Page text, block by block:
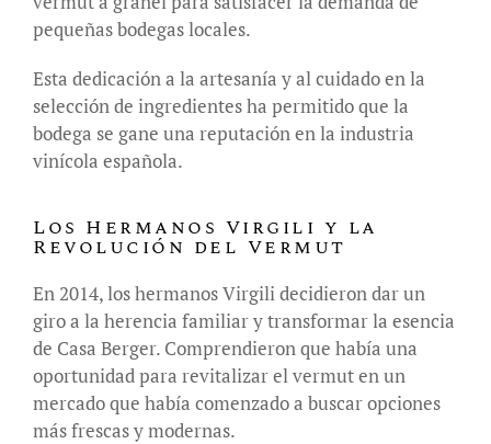
pequeñas bodegas locales.
Esta dedicación a la artesanía y al cuidado en la
selección de ingredientes ha permitido que la
bodega se gane una reputación en la industria
vinícola española.
Los Hermanos Virgili y la
Revolución del Vermut
En 2014, los hermanos Virgili decidieron dar un
giro a la herencia familiar y transformar la esencia
de Casa Berger. Comprendieron que había una
oportunidad para revitalizar el vermut en un
mercado que había comenzado a buscar opciones
más frescas y modernas.